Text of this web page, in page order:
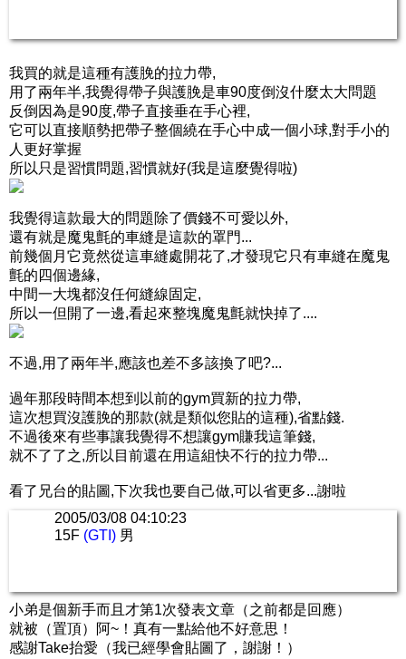
我買的就是這種有護脕的拉力帶,
用了兩年半,我覺得帶子與護脕是車90度倒沒什麼太大問題
反倒因為是90度,帶子直接垂在手心裡,
它可以直接順勢把帶子整個繞在手心中成一個小球,對手小的
人更好掌握
所以只是習慣問題,習慣就好(我是這麼覺得啦)
我覺得這款最大的問題除了價錢不可愛以外,
還有就是魔鬼氈的車縫是這款的罩門...
前幾個月它竟然從這車縫處開花了,才發現它只有車縫在魔鬼
氈的四個邊緣,
中間一大塊都沒任何縫線固定,
所以一但開了一邊,看起來整塊魔鬼氈就快掉了....
不過,用了兩年半,應該也差不多該換了吧?...
過年那段時間本想到以前的gym買新的拉力帶,
這次想買沒護脕的那款(就是類似您貼的這種),省點錢.
不過後來有些事讓我覺得不想讓gym賺我這筆錢,
就不了了之,所以目前還在用這組快不行的拉力帶...
看了兄台的貼圖,下次我也要自己做,可以省更多...謝啦
2005/03/08 04:10:23
15F (GTI) 男
小弟是個新手而且才第1次發表文章（之前都是回應）
就被（置頂）阿~！真有一點給他不好意思！
感謝Take抬愛（我已經學會貼圖了，謝謝！）